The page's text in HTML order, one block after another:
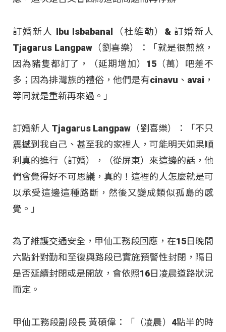
訂婚新人 Ibu Isbabanal（杜維勒）& 訂婚新人
Tjagarus Langpaw（劉喜樂）：「就是很煎熬，
因為豬隻都訂了，（延期增加）15（萬）吧差不
多；因為排灣族的禮俗，他們是有cinavu、avai，
等同就是重新再來過。」
訂婚新人 Tjagarus Langpaw（劉喜樂）：「不只
震撼到我自己、甚至我的家裡人，可能明天如果順
利真的進行（訂婚），（從屏東）來這邊的話，他
們會覺得好不可思議，真的！這裡的人怎麼就是可
以承受這邊這種路斷，然後又變成類似孤島的感
覺。」
為了維護交通安全，甲仙工務段回應，在15日晚間
六點針對勤和至復興路段已實施預警性封閉，隔日
是否延續封閉或是開放，會依照16日凌晨道路狀況
而定。
甲仙工務段副段長 黃碩偉：「（凌晨）4點半的時